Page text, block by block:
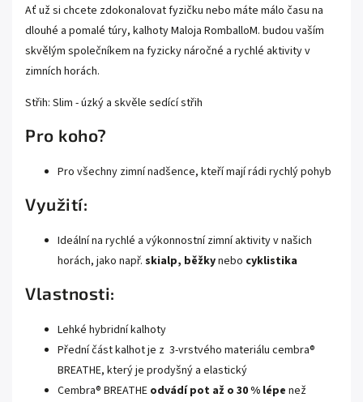
Ať už si chcete zdokonalovat fyzičku nebo máte málo času na
dlouhé a pomalé túry, kalhoty Maloja RomballoM. budou vaším
skvělým společníkem na fyzicky náročné a rychlé aktivity v
zimních horách.
Střih: Slim - úzký a skvěle sedící střih
Pro koho?
Pro všechny zimní nadšence, kteří mají rádi rychlý pohyb
Využití:
Ideální na rychlé a výkonnostní zimní aktivity v našich
horách, jako např. skialp, běžkynebo cyklistika
Vlastnosti:
Lehké hybridní kalhoty
Přední část kalhot je z 3-vrstvého materiálu cembra®
BREATHE, který je prodyšný a elastický
Cembra® BREATHE odvádí pot až o 30 % lépe než